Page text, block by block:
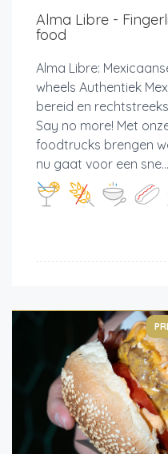
Alma Libre -
food
Alma Libre:
wheels Authentiek
bereid en
Say no more! Met
foodtrucks brengen
nu gaat voor een sne...